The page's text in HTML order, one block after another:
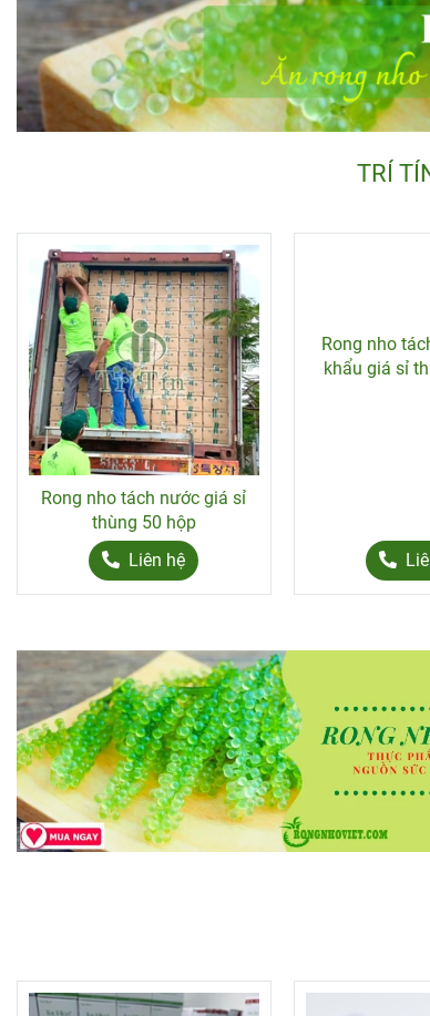
TRÍ
Rong nho tách nước giá sỉ
thùng 50 hộp
Liên hệ